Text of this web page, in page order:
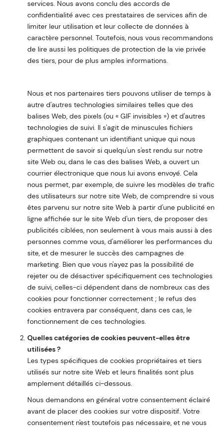
services. Nous avons conclu des accords de
confidentialité avec ces prestataires de services afin de
limiter leur utilisation et leur collecte de données à
caractère personnel. Toutefois, nous vous recommandons
de lire aussi les politiques de protection de la vie privée
des tiers, pour de plus amples informations.
Nous et nos partenaires tiers pouvons utiliser de temps à
autre d'autres technologies similaires telles que des
balises Web, des pixels (ou « GIF invisibles ») et d'autres
technologies de suivi. Il s'agit de minuscules fichiers
graphiques contenant un identifiant unique qui nous
permettent de savoir si quelqu'un s'est rendu sur notre
site Web ou, dans le cas des balises Web, a ouvert un
courrier électronique que nous lui avons envoyé. Cela
nous permet, par exemple, de suivre les modèles de trafic
des utilisateurs sur notre site Web, de comprendre si vous
êtes parvenu sur notre site Web à partir d'une publicité en
ligne affichée sur le site Web d'un tiers, de proposer des
publicités ciblées, non seulement à vous mais aussi à des
personnes comme vous, d'améliorer les performances du
site, et de mesurer le succès des campagnes de
marketing. Bien que vous n'ayez pas la possibilité de
rejeter ou de désactiver spécifiquement ces technologies
de suivi, celles-ci dépendent dans de nombreux cas des
cookies pour fonctionner correctement ; le refus des
cookies entravera par conséquent, dans ces cas, le
fonctionnement de ces technologies.
Quelles catégories de cookies peuvent-elles être
utilisées ?
Les types spécifiques de cookies propriétaires et tiers
utilisés sur notre site Web et leurs finalités sont plus
amplement détaillés ci-dessous.
Nous demandons en général votre consentement éclairé
avant de placer des cookies sur votre dispositif. Votre
consentement n'est toutefois pas nécessaire, et ne vous